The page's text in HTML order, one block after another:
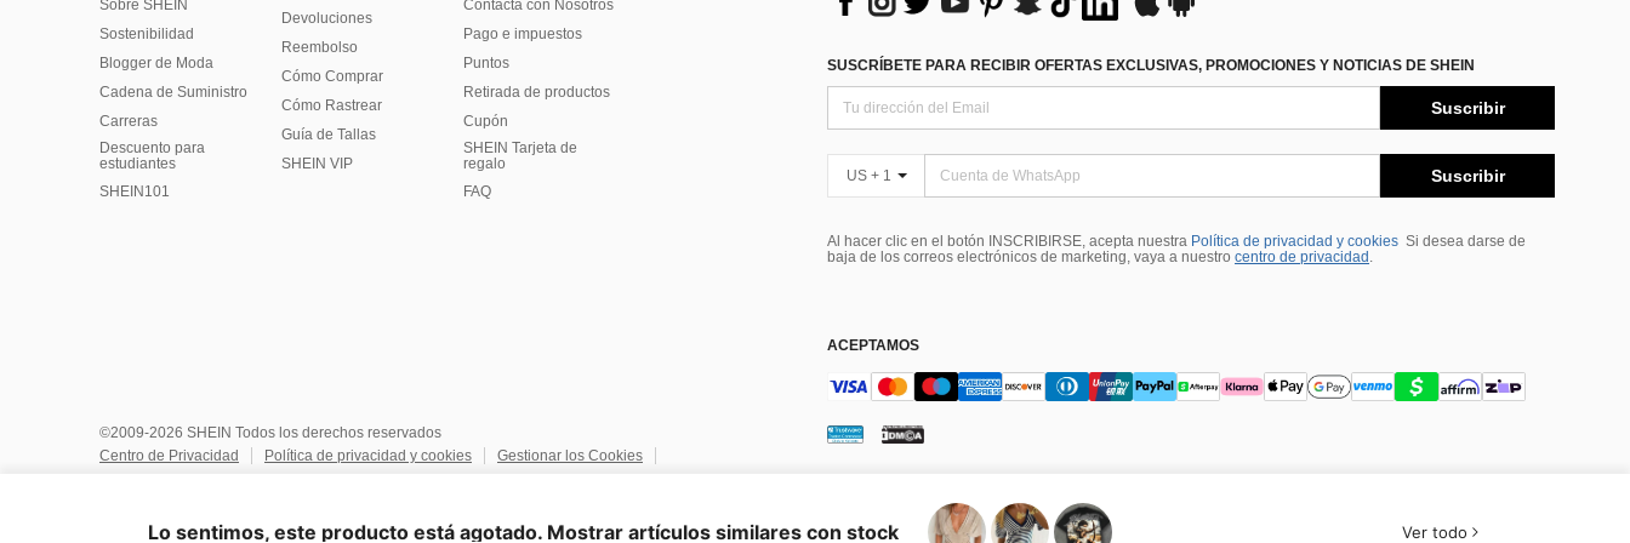
Sobre SHEIN
Sostenibilidad
Blogger de Moda
Cadena de Suministro
Carreras
Descuento para
estudiantes
SHEIN101
Devoluciones
Reembolso
Cómo Comprar
Cómo Rastrear
Guía de Tallas
SHEIN VIP
Contacta con Nosotros
Pago e impuestos
Puntos
Retirada de productos
Cupón
SHEIN Tarjeta de
regalo
FAQ
SUSCRÍBETE PARA RECIBIR OFERTAS EXCLUSIVAS, PROMOCIONES Y NOTICIAS DE SHEIN
Suscribir
US + 1 Suscribir
Al hacer clic en el botón INSCRIBIRSE, acepta nuestra Política de privacidad y cookies Si desea darse de
baja de los correos electrónicos de marketing, vaya a nuestro centro de privacidad .
ACEPTAMOS
©2009-2026 SHEIN Todos los derechos reservados
Centro de Privacidad
Política de privacidad y cookies
Gestionar los Cookies
Lo sentimos, este producto está agotado. Mostrar artículos similares con stock Ver todo